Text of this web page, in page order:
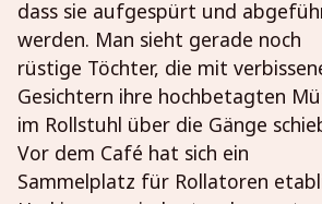
dass sie aufgespürt und
werden. Man sieht gerade noch
rüstige Töchter, die mit
Gesichtern ihre hochbetagten
im Rollstuhl über die Gänge
Vor dem Café hat sich ein
Sammelplatz für Rollatoren